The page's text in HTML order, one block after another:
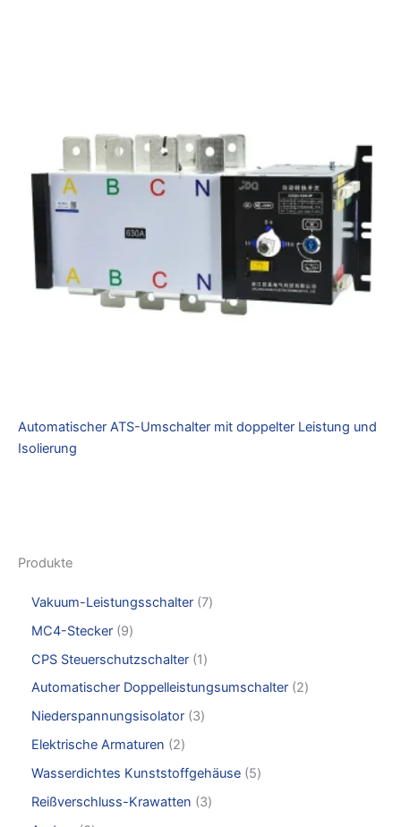
Automatischer ATS-Umschalter mit doppelter Leistung und
Isolierung
Produkte
Vakuum-Leistungsschalter 7
MC4-Stecker 9
CPS Steuerschutzschalter 1
Automatischer Doppelleistungsumschalter 2
Niederspannungsisolator 3
Elektrische Armaturen
2
Wasserdichtes Kunststoffgehäuse 5
Reißverschluss-Krawatten
3